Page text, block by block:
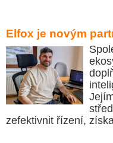
Elfox je novým
zefektivnit řízení,